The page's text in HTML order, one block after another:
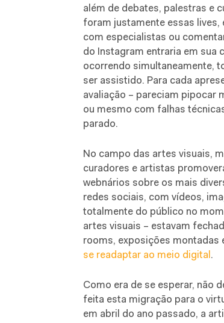
além de debates, palestras e
foram justamente essas lives,
com especialistas ou
do Instagram entraria em sua
ocorrendo simultaneamente,
ser assistido. Para cada
avaliação – pareciam pipocar
ou mesmo com falhas
parado.
No campo das artes visuais,
curadores e artistas
webnários sobre os mais
redes sociais, com vídeos,
totalmente do público no
artes visuais – estavam
rooms, exposições montadas
se readaptar ao meio digital .
Como era de se esperar, não
feita esta migração para o
em abril do ano passado, a